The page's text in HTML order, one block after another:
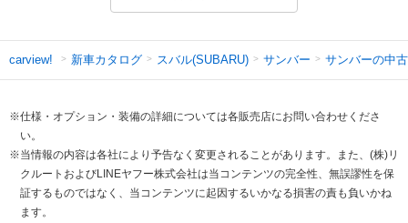
carview! 新車カタログ スバル(SUBARU) サンバー サンバーの中
※仕様・オプション・装備の詳細については各販売店にお問い合わせくださ
い。
※当情報の内容は各社により予告なく変更されることがあります。また、(株)リ
クルートおよびLINEヤフー株式会社は当コンテンツの完全性、無誤謬性を保
証するものではなく、当コンテンツに起因するいかなる損害の責も負いかね
ます。